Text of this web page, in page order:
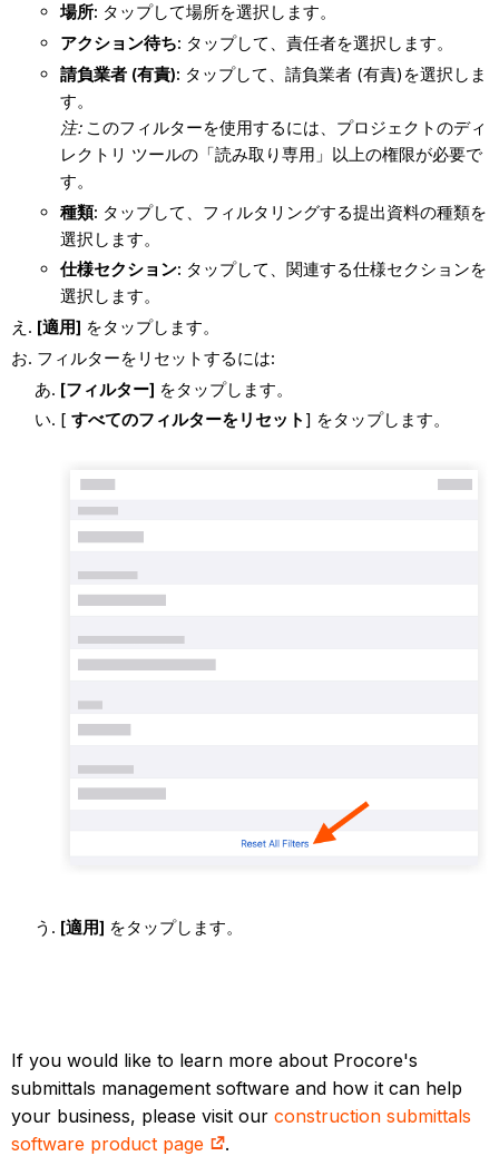
場所: タップして場所を選択します。
アクション待ち: タップして、責任者を選択します。
請負業者 (有責): タップして、請負業者 (有責)を選択しま
す。
注:このフィルターを使用するには、プロジェクトのディ
レクトリ ツールの「読み取り専用」以上の権限が必要で
す。
種類: タップして、フィルタリングする提出資料の種類を
選択します。
仕様セクション: タップして、関連する仕様セクションを
選択します。
[適用] をタップします。
フィルターをリセットするには:
[フィルター] をタップします。
[ すべてのフィルターをリセット ] をタップします。
[適用] をタップします。
If you would like to learn more about Procore's
submittals management software and how it can help
your business, please visit ourconstruction submittals
software product page
.